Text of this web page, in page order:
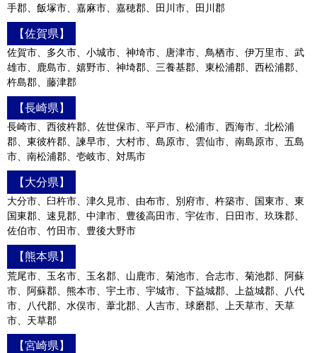
手郡、飯塚市、嘉麻市、嘉穂郡、田川市、田川郡
【佐賀県】
佐賀市、多久市、小城市、神埼市、唐津市、鳥栖市、伊万里市、武
雄市、鹿島市、嬉野市、神埼郡、三養基郡、東松浦郡、西松浦郡、
杵島郡、藤津郡
【長崎県】
長崎市、西彼杵郡、佐世保市、平戸市、松浦市、西海市、北松浦
郡、東彼杵郡、諫早市、大村市、島原市、雲仙市、南島原市、五島
市、南松浦郡、壱岐市、対馬市
【大分県】
大分市、臼杵市、津久見市、由布市、別府市、杵築市、国東市、東
国東郡、速見郡、中津市、豊後高田市、宇佐市、日田市、玖珠郡、
佐伯市、竹田市、豊後大野市
【熊本県】
荒尾市、玉名市、玉名郡、山鹿市、菊池市、合志市、菊池郡、阿蘇
市、阿蘇郡、熊本市、宇土市、宇城市、下益城郡、上益城郡、八代
市、八代郡、水俣市、葦北郡、人吉市、球磨郡、上天草市、天草
市、天草郡
【宮崎県】